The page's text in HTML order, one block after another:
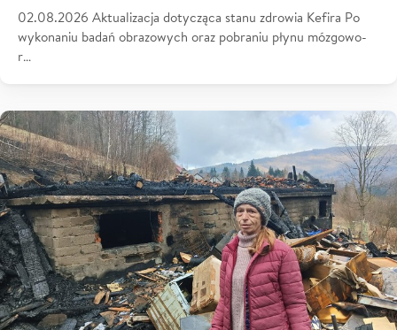
02.08.2026 Aktualizacja dotycząca stanu zdrowia Kefira Po
wykonaniu badań obrazowych oraz pobraniu płynu mózgowo-
r…